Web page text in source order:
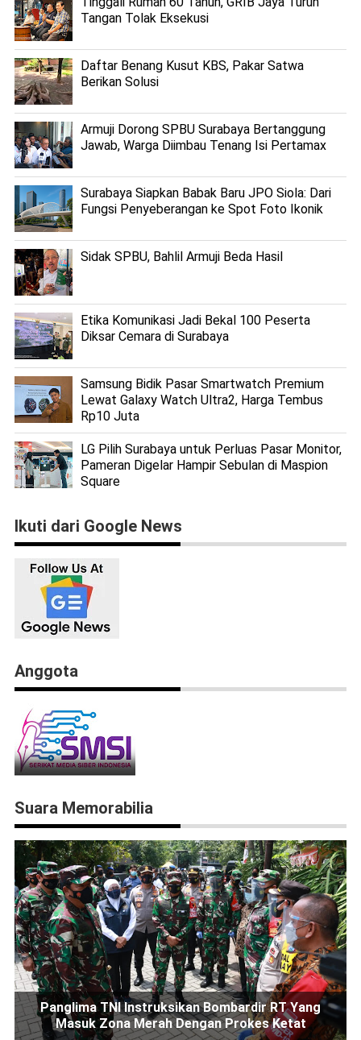
Tangan Tolak Eksekusi
Daftar Benang Kusut KBS, Pakar Satwa
Berikan Solusi
Armuji Dorong SPBU Surabaya Bertanggung
Jawab, Warga Diimbau Tenang Isi Pertamax
Surabaya Siapkan Babak Baru JPO Siola: Dari
Fungsi Penyeberangan ke Spot Foto Ikonik
Sidak SPBU, Bahlil Armuji Beda Hasil
Etika Komunikasi Jadi Bekal 100 Peserta
Diksar Cemara di Surabaya
Samsung Bidik Pasar Smartwatch Premium
Lewat Galaxy Watch Ultra2, Harga Tembus
Rp10 Juta
LG Pilih Surabaya untuk Perluas Pasar Monitor,
Pameran Digelar Hampir Sebulan di Maspion
Square
Ikuti dari Google News
Anggota
Suara Memorabilia
Panglima TNI Instruksikan Bombardir RT Yang
Masuk Zona Merah Dengan Prokes Ketat